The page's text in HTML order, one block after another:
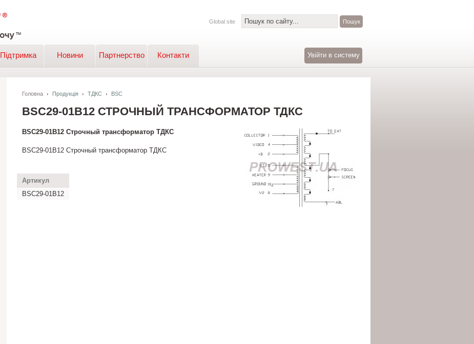
Global site
Підтримка Новини Партнерство Контакти Увійти в систему
Головна Продукція ТДКС BSC
BSC29-01B12 СТРОЧНЫЙ ТРАНСФОРМАТОР ТДКС
BSC29-01B12 Строчный трансформатор ТДКС
BSC29-01B12 Строчный трансформатор ТДКС
Артикул
BSC29-01B12